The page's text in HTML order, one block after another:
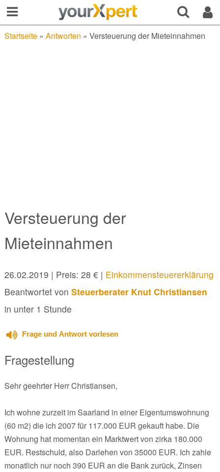
Startseite» Antworten » Versteuerung der Mieteinnahmen
Versteuerung der
Mieteinnahmen
26.02.2019 | Preis: 28 € | Einkommensteuererklärung
Beantwortet von Steuerberater Knut Christiansen
in unter 1 Stunde
Frage und Antwort vorlesen
Fragestellung
Sehr geehrter Herr Christiansen,
Ich wohne zurzeit im Saarland in einer Eigentumswohnung
(60 m2) die ich 2007 für 117.000 EUR gekauft habe. Die
Wohnung hat momentan ein Marktwert von zirka 180.000
EUR. Restschuld, also Darlehen von 35000 EUR. Ich zahle
monatlich nur noch 390 EUR an die Bank zurück, Zinsen